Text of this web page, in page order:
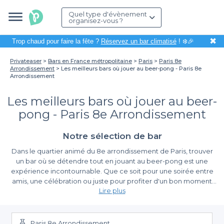
Quel type d'évènement
organisez-vous ?
Trop chaud pour faire la fête ? Réservez un bar climatisé! ❄️🎉 ✖
Privateaser Bars en France métropolitaine Paris
Paris 8e
Arrondissement
Les meilleurs bars où jouer au beer-pong - Paris 8e
Arrondissement
Les meilleurs bars où jouer au beer-
pong - Paris 8e Arrondissement
Notre sélection de bar
Dans le quartier animé du 8e arrondissement de Paris, trouver
un bar où se détendre tout en jouant au beer-pong est une
expérience incontournable. Que ce soit pour une soirée entre
amis, une célébration ou juste pour profiter d'un bon moment
dans une ambiance conviviale, ces établissements offrent un
rafraîchissantes. L'art du beer-pong, mêlant stratégie et
amusement, permet de renforcer les liens entre amis et de
UtiliserPrivateaserpour réserver un bar dans le 8e
Lire plus